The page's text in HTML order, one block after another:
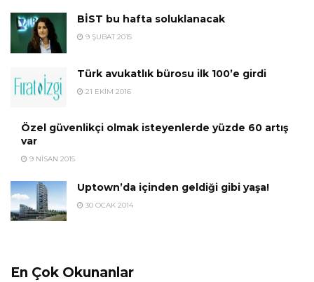
BİST bu hafta soluklanacak
9 ŞUBAT 2015
Türk avukatlık bürosu ilk 100’e girdi
21 EKIM 2016
Özel güvenlikçi olmak isteyenlerde yüzde 60 artış
var
9 NISAN 2015
Uptown’da içinden geldiği gibi yaşa!
30 OCAK 2014
En Çok Okunanlar